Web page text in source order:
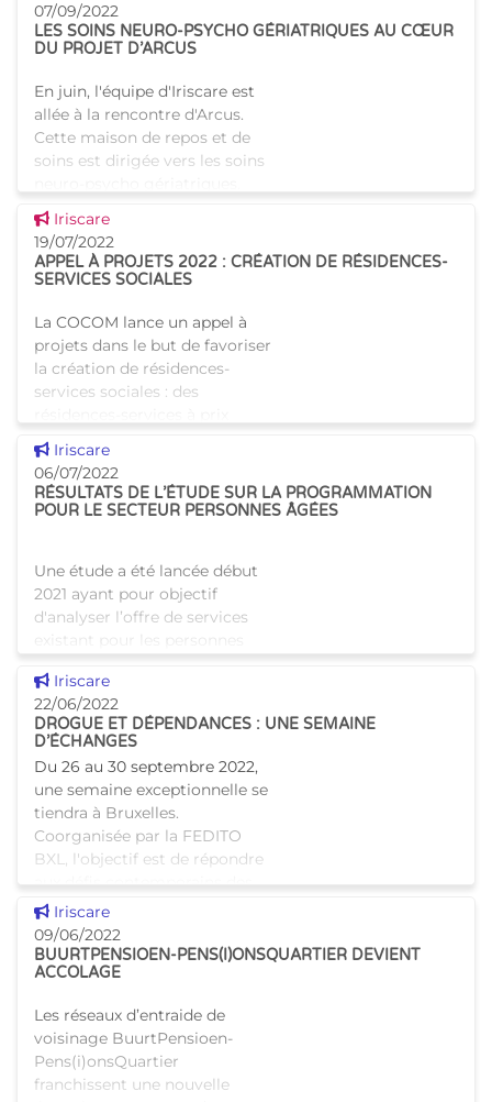
07/09/2022
LES SOINS NEURO-PSYCHO GÉRIATRIQUES AU CŒUR
DU PROJET D’ARCUS
En juin, l'équipe d'Iriscare est
allée à la rencontre d'Arcus.
Cette maison de repos et de
soins est dirigée vers les soins
C'est un bâtiment tout en
courbes et au
Voir cette news
Iriscare
19/07/2022
APPEL À PROJETS 2022 : CRÉATION DE RÉSIDENCES-
SERVICES SOCIALES
La COCOM lance un appel à
projets dans le but de favoriser
la création de résidences-
services sociales : des
accessibles favorisant les liens
sociaux entre résid
Voir cette news
Iriscare
06/07/2022
RÉSULTATS DE L’ÉTUDE SUR LA PROGRAMMATION
POUR LE SECTEUR PERSONNES ÂGÉES
Une étude a été lancée début
2021 ayant pour objectif
d'analyser l’offre de services
d’hébergement. Cela
comprend les places en
maisons
Voir cette news
Iriscare
22/06/2022
DROGUE ET DÉPENDANCES : UNE SEMAINE
D’ÉCHANGES
Du 26 au 30 septembre 2022,
une semaine exceptionnelle se
tiendra à Bruxelles.
Coorganisée par la FEDITO
BXL, l'objectif est de répondre
aux défis contemporains des
usages de drogues et
conduites
Voir cette news
Iriscare
09/06/2022
BUURTPENSIOEN-PENS(I)ONSQUARTIER DEVIENT
ACCOLAGE
Les réseaux d’entraide de
voisinage BuurtPensioen-
Pens(i)onsQuartier
franchissent une nouvelle